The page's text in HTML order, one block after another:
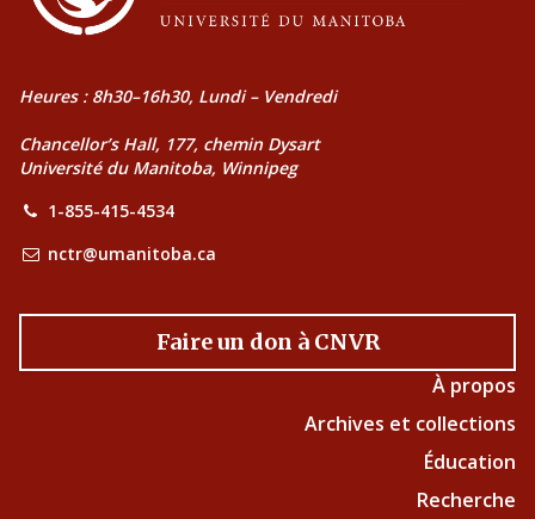
Heures : 8h30–16h30, Lundi – Vendredi
Chancellor’s Hall, 177, chemin Dysart
Université du Manitoba, Winnipeg
1-855-415-4534
nctr@umanitoba.ca
Faire un don à CNVR
À propos
Archives et collections
Éducation
Recherche